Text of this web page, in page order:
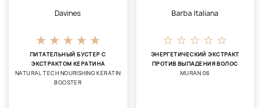
Davines
ПИТАТЕЛЬНЫЙ БУСТЕР С
ЭКСТРАКТОМ КЕРАТИНА
NATURAL TECH NOURISHING KERATIN
BOOSTER
Barba Italiana
ЭНЕРГЕТИЧЕСКИЙ ЭКСТРАКТ
ПРОТИВ ВЫПАДЕНИЯ ВОЛОС
MURAN 06